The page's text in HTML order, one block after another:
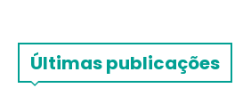
Últimas publicações